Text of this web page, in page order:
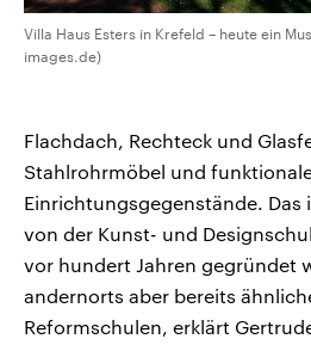
Villa Haus Esters in Krefeld – heute ein
images.de)
Flachdach, Rechteck und
Stahlrohrmöbel und
Einrichtungsgegenstände. Das
von der Kunst- und
vor hundert Jahren gegründet
andernorts aber bereits
Reformschulen, erklärt